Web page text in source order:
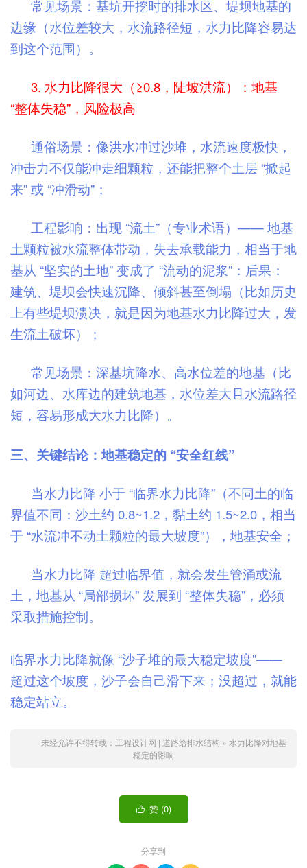
常见场景：基坑开挖时的排水区、堤坝地基的
边缘（水位差较大，水流路径短，水力比降容易达
到这个范围）。
3. 水力比降很大（≥0.8，陡坡洪流）：地基
“整体失稳”，风险极高
通俗场景：像洪水冲过沙堆，水流速度极快，
冲击力不仅能冲走细颗粒，还能把整个土层 “掀起
来” 或 “冲滑动”；
工程影响：出现 “流土”（专业术语）—— 地基
土颗粒被水流整体带动，失去承载能力，相当于地
基从 “坚实的土地” 变成了 “流动的泥浆”：后果：
建筑、堤坝会快速沉降、倾斜甚至倒塌（比如历史
上有些堤坝溃决，就是因为地基水力比降过大，发
生流土破坏）；
常见场景：深基坑降水、高水位差的地基（比
如河边、水库边的建筑地基，水位差大且水流路径
短，容易形成大水力比降）。
三、关键结论：地基稳定的 “安全红线”
当水力比降 小于 “临界水力比降”（不同土的临
界值不同：沙土约 0.8~1.2，黏土约 1.5~2.0，相当
于 “水流冲不动土颗粒的最大坡度”），地基安全；
当水力比降 超过临界值，就会发生管涌或流
土，地基从 “局部损坏” 发展到 “整体失稳”，必须
采取措施控制。
临界水力比降就像 “沙子堆的最大稳定坡度”——
超过这个坡度，沙子会自己滑下来；没超过，就能
稳定站立。
未经允许不得转载： 工程设计网 | 道路给排水结构 » 水力比降对地基
稳定的影响
 赞 (0)
分享到